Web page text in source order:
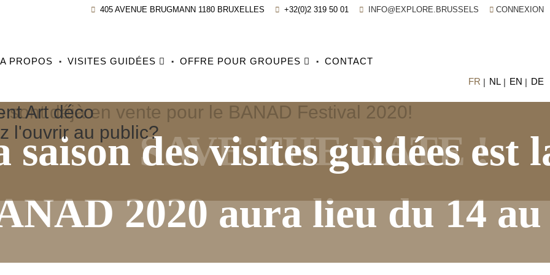
405 AVENUE BRUGMANN 1180 BRUXELLES +32(0)2 319 50 01 INFO@EXPLORE.BRUSSELS CONNEXION
A PROPOS VISITES GUIDÉES OFFRE POUR GROUPES
CONTACT
FR
NL EN DE
SAVE THE DATE !
2020 aura lieu du 14
déjà en vente pour le BANAD Festival 2020!
saison des visites guidées est
Art déco
l'ouvrir au public?